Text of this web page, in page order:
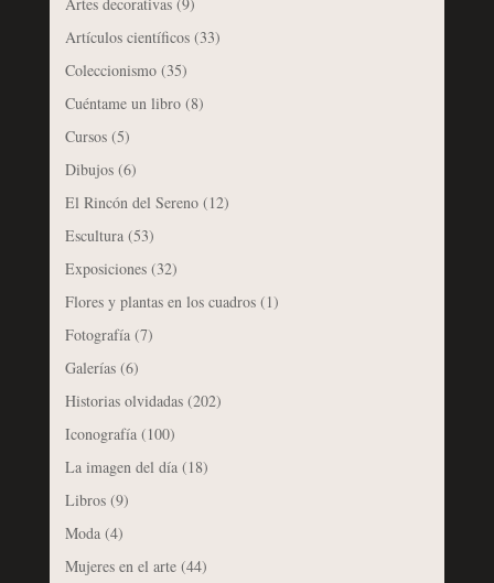
Artículos científicos(33)
Coleccionismo(35)
Cuéntame un libro(8)
Cursos(5)
Dibujos(6)
El Rincón del Sereno(12)
Escultura(53)
Exposiciones(32)
Flores y plantas en los cuadros(1)
Fotografía(7)
Galerías(6)
Historias olvidadas(202)
Iconografía(100)
La imagen del día(18)
Libros(9)
Moda(4)
Mujeres en el arte(44)